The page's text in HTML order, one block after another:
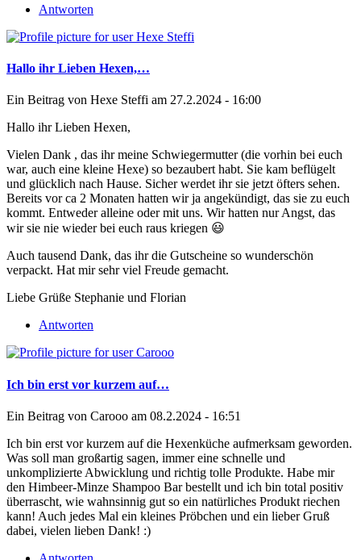
Antworten
Hallo ihr Lieben Hexen,…
Ein Beitrag von Hexe Steffi am 27.2.2024 - 16:00
Hallo ihr Lieben Hexen,
Vielen Dank , das ihr meine Schwiegermutter (die vorhin bei euch
war, auch eine kleine Hexe) so bezaubert habt. Sie kam beflügelt
und glücklich nach Hause. Sicher werdet ihr sie jetzt öfters sehen.
Bereits vor ca 2 Monaten hatten wir ja angekündigt, das sie zu euch
kommt. Entweder alleine oder mit uns. Wir hatten nur Angst, das
wir sie nie wieder bei euch raus kriegen 😃
Auch tausend Dank, das ihr die Gutscheine so wunderschön
verpackt. Hat mir sehr viel Freude gemacht.
Liebe Grüße Stephanie und Florian
Antworten
Ich bin erst vor kurzem auf…
Ein Beitrag von Carooo am 08.2.2024 - 16:51
Ich bin erst vor kurzem auf die Hexenküche aufmerksam geworden.
Was soll man großartig sagen, immer eine schnelle und
unkomplizierte Abwicklung und richtig tolle Produkte. Habe mir
den Himbeer-Minze Shampoo Bar bestellt und ich bin total positiv
überrascht, wie wahnsinnig gut so ein natürliches Produkt riechen
kann! Auch jedes Mal ein kleines Pröbchen und ein lieber Gruß
dabei, vielen lieben Dank! :)